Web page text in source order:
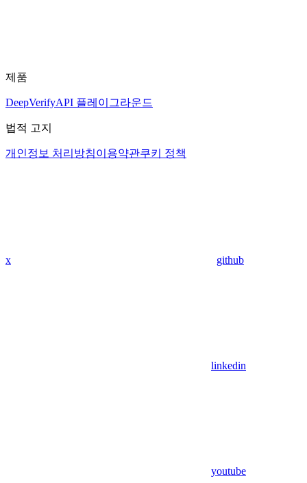
제품
DeepVerifyAPI 플레이그라운드
법적 고지
개인정보 처리방침이용약관쿠키 정책
x github
linkedin
youtube